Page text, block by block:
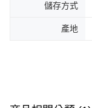
儲存方式
產地